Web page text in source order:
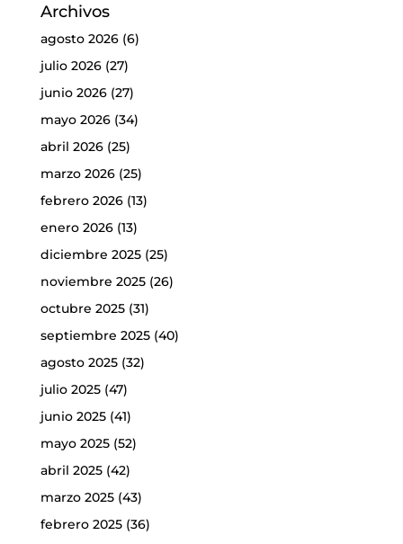
Archivos
agosto 2026(6)
julio 2026(27)
junio 2026(27)
mayo 2026(34)
abril 2026(25)
marzo 2026(25)
febrero 2026(13)
enero 2026(13)
diciembre 2025(25)
noviembre 2025(26)
octubre 2025(31)
septiembre 2025(40)
agosto 2025(32)
julio 2025(47)
junio 2025(41)
mayo 2025(52)
abril 2025(42)
marzo 2025(43)
febrero 2025(36)